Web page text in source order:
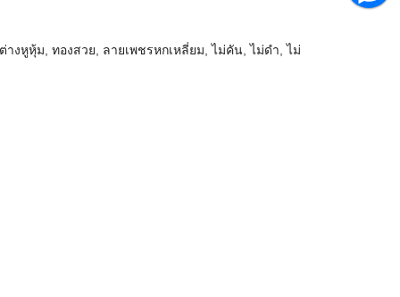
ต่างหูหุ้ม ทองสวย ลายเพชรหกเหลี่ยม ,ไม่คัน ,ไม่ดำ ,ไม่